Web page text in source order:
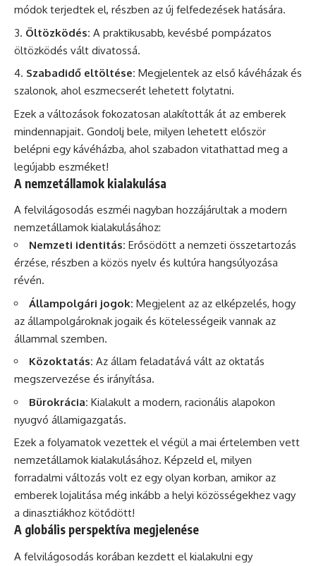
módok terjedtek el, részben az új felfedezések hatására.
Öltözködés: A praktikusabb, kevésbé pompázatos
öltözködés vált divatossá.
Szabadidő eltöltése: Megjelentek az első kávéházak és
szalonok, ahol eszmecserét lehetett folytatni.
Ezek a változások fokozatosan alakították át az emberek
mindennapjait. Gondolj bele, milyen lehetett először
belépni egy kávéházba, ahol szabadon vitathattad meg a
legújabb eszméket!
A nemzetállamok kialakulása
A felvilágosodás eszméi nagyban hozzájárultak a modern
nemzetállamok kialakulásához:
Nemzeti identitás: Erősödött a nemzeti összetartozás
érzése, részben a közös nyelv és kultúra hangsúlyozása
révén.
Állampolgári jogok: Megjelent az az elképzelés, hogy
az állampolgároknak jogaik és kötelességeik vannak az
állammal szemben.
Közoktatás: Az állam feladatává vált az oktatás
megszervezése és irányítása.
Bürokrácia: Kialakult a modern, racionális alapokon
nyugvó államigazgatás.
Ezek a folyamatok vezettek el végül a mai értelemben vett
nemzetállamok kialakulásához. Képzeld el, milyen
forradalmi változás volt ez egy olyan korban, amikor az
emberek lojalitása még inkább a helyi közösségekhez vagy
a dinasztiákhoz kötődött!
A globális perspektíva megjelenése
A felvilágosodás korában kezdett el kialakulni egy